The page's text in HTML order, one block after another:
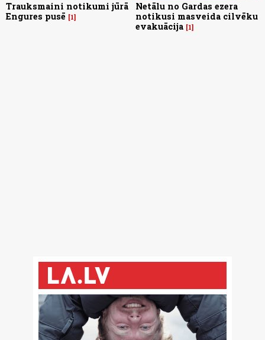
Trauksmaini notikumi jūrā
Engures pusē
1
Netālu no Gardas ezera
notikusi masveida cilvēku
evakuācija 1